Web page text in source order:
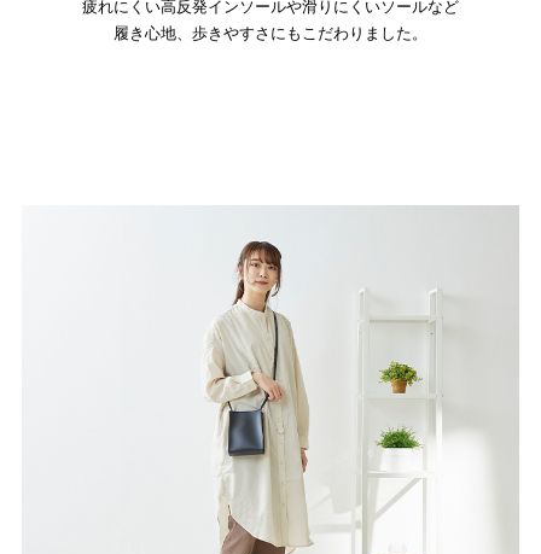
疲れにくい高反発インソールや滑りにくいソールなど
履き心地、歩きやすさにもこだわりました。